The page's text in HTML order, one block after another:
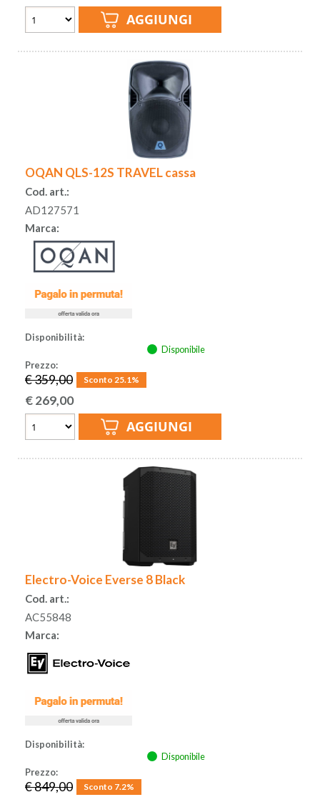
OQAN QLS-12S TRAVEL cassa
Cod. art.:
AD127571
Marca:
Disponibilità:
Disponibile
Prezzo:
€ 359,00 Sconto 25.1%
€269,00
Electro-Voice Everse 8 Black
Cod. art.:
AC55848
Marca:
Disponibilità:
Disponibile
Prezzo:
€ 849,00 Sconto 7.2%